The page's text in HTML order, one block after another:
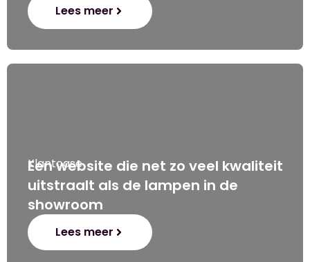
Lees meer
Klantcase
Een website die net zo veel kwaliteit
uitstraalt als de lampen in de
showroom
Lees meer